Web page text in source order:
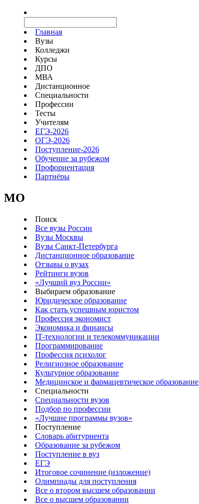
Главная
Вузы
Колледжи
Курсы
ДПО
МВА
Дистанционное
Специальности
Профессии
Тесты
Учителям
ЕГЭ-2026
ОГЭ-2026
Поступление-2026
Обучение за рубежом
Профориентация
Партнёры
MO
Поиск
Все вузы России
Вузы Москвы
Вузы Санкт-Петербурга
Дистанционное образование
Отзывы о вузах
Рейтинги вузов
«Лучший вуз России»
Выбираем образование
Юридическое образование
Как стать успешным юристом
Профессия экономист
Экономика и финансы
IT-технологии и телекоммуникации
Программирование
Профессия психолог
Религиозное образование
Культурное образование
Медицинское и фармацевтическое образование
Специальности
Специальности вузов
Подбор по профессии
«Лучшие программы вузов»
Поступление
Словарь абитуриента
Образование за рубежом
Поступление в вуз
ЕГЭ
Итоговое сочинение (изложение)
Олимпиады для поступления
Все о втором высшем образовании
Все о высшем образовании